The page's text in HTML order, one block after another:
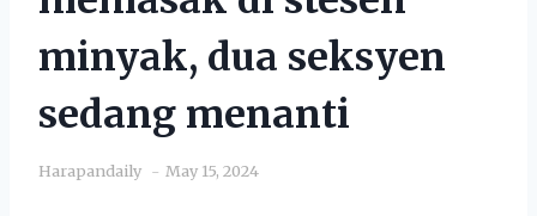
minyak, dua seksyen
sedang menanti
Harapandaily May 15, 2024